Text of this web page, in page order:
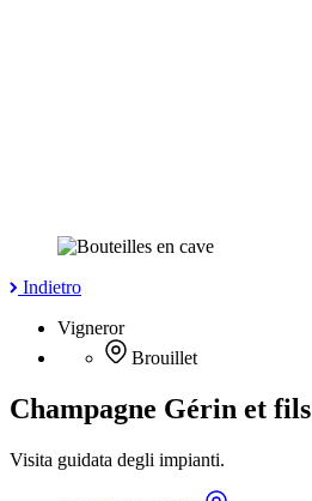
Indietro
Vigneror
Brouillet
Champagne Gérin et fils
Visita guidata degli impianti.